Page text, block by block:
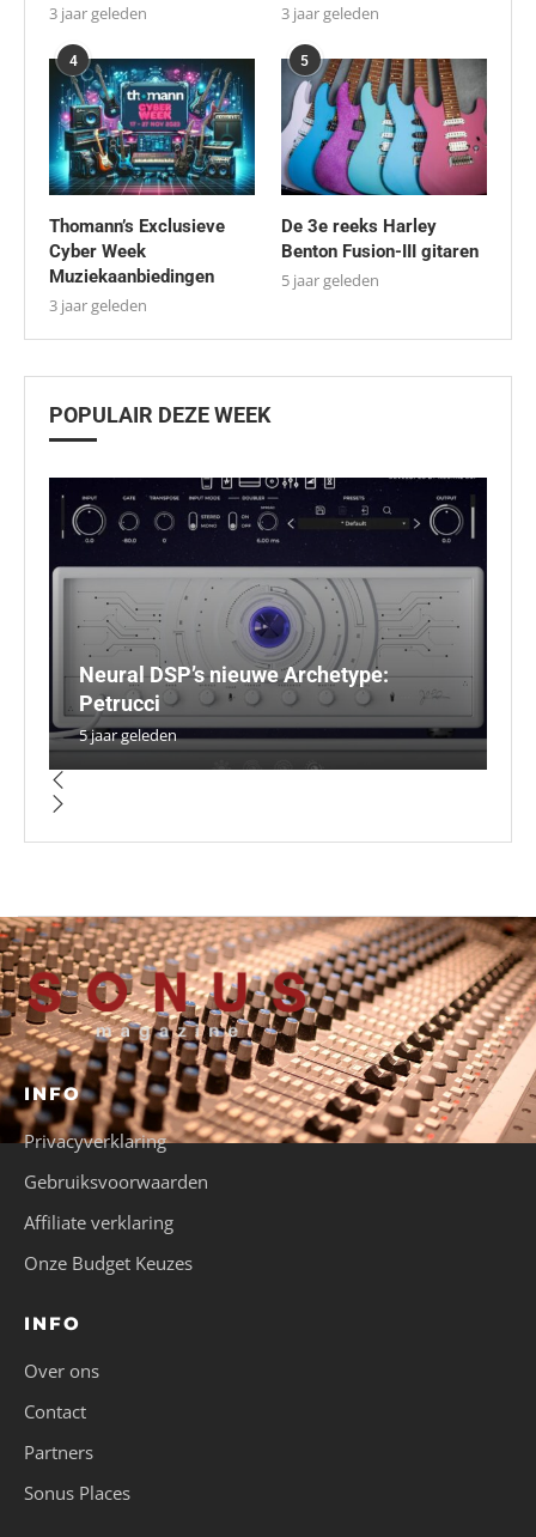
3 jaar geleden
3 jaar geleden
4
Thomann’s Exclusieve
Cyber Week
Muziekaanbiedingen
3 jaar geleden
5
De 3e reeks Harley
Benton Fusion-III gitaren
5 jaar geleden
POPULAIR DEZE WEEK
Neural DSP’s nieuwe Archetype:
Petrucci
5 jaar geleden
INFO
Privacyverklaring
Gebruiksvoorwaarden
Affiliate verklaring
Onze Budget Keuzes
INFO
Over ons
Contact
Partners
Sonus Places